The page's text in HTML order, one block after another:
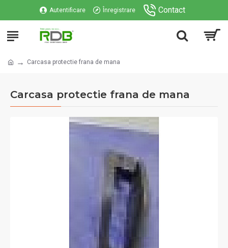
Autentificare Înregistrare Contact
Carcasa protectie frana de mana
Carcasa protectie frana de mana